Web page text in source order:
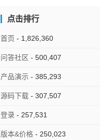
点击排行
首页 - 1,826,360
问答社区 - 500,407
产品演示 - 385,293
源码下载 - 307,507
登录 - 257,531
版本&价格 - 250,023